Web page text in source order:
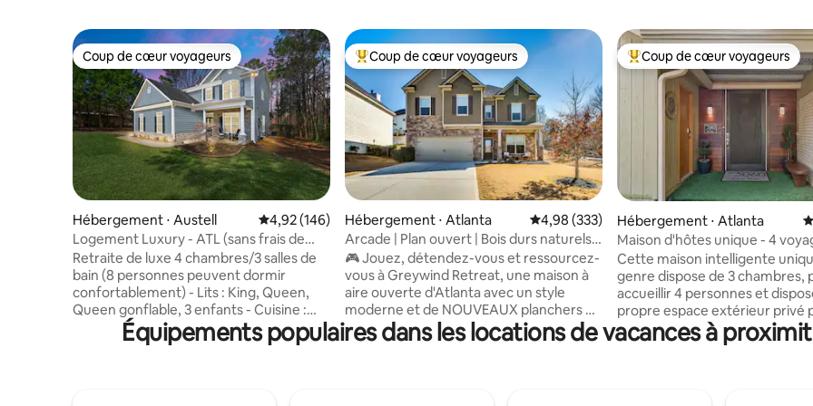
Coup de cœur voyageurs
Coup de cœur voyageurs
Hébergement ⋅ Austell Évaluation moyenne sur la base de 146 commentaires : 4,92 sur 5
4,92 (146)
Logement Luxury - ATL (sans frais de
ménage !)
Retraite de luxe 4 chambres/3 salles de
bain (8 personnes peuvent dormir
confortablement) - Lits : King, Queen,
Queen gonflable, 3 enfants - Cuisine :
grande, entièrement équipée avec
machine à café - Jardin : porche grillagé
Coups de cœur voyageurs les plus appréciés
Coup de cœur voyageurs
Hébergement ⋅ Atlanta Évaluation moyenne sur la base de 333
4,98 (333)
Arcade | Plan ouvert | Bois durs naturels |
10 personnes
🎮 Jouez, détendez-vous et ressourcez-
vous à Greywind Retreat, une maison à
aire ouverte d'Atlanta avec un style
moderne et de NOUVEAUX planchers de
bois franc. Peut accueillir 10 personnes
avec un matelas King premium, un
Coups de cœur voyageurs les
Coup de cœur voyageurs
Hébergement ⋅ Atlanta
Maison d'hôtes unique - 4
maximum
Cette maison intelligente
genre dispose de 3 chambres,
accueillir 4 personnes et
propre espace extérieur privé
fumer ou simplement se
domotique contrôle les
Équipements populaires dans les locations de vacances à